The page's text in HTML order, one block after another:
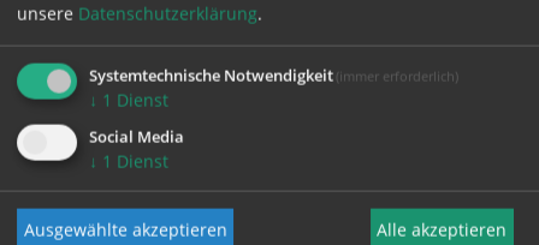
Benutzername
Passwort
unsere Datenschutzerklärung.
Systemtechnische Notwendigkeit (immer erforderlich)
↓ 1 Dienst
Social Media
↓ 1 Dienst
Ausgewählte akzeptieren Alle akzeptieren